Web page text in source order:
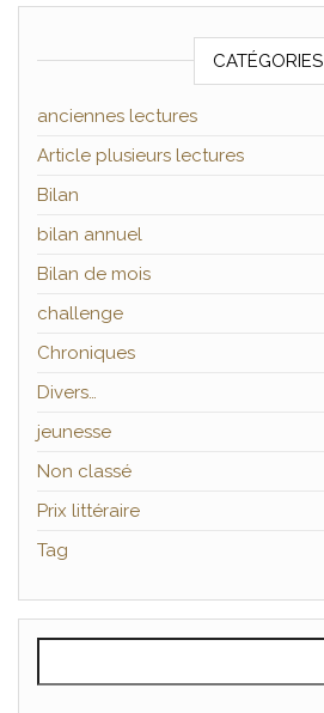
CATÉGORIES
anciennes lectures
Article plusieurs lectures
Bilan
bilan annuel
Bilan de mois
challenge
Chroniques
Divers…
jeunesse
Non classé
Prix littéraire
Tag